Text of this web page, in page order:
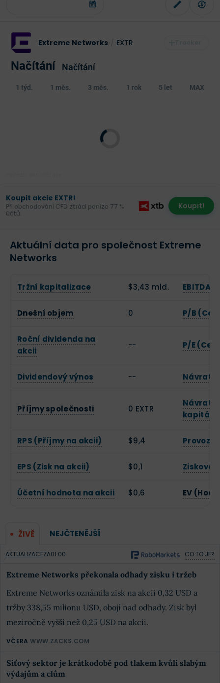
Extreme Networks EXTR
Načítání Načítání
1 týd. 1 měs. 3 měs. 1 rok 5 let MAX
Koupit akcie EXTR!
Při obchodování CFD ztrácí peníze 77 %
účtů.
Koupit!
Aktuální data pro společnost Extreme
Networks
Tržní kapitalizace $3,43 mld. EBITDA
Dnešní objem 0 P/B
Roční dividenda na
akcii
-- P/E
Dividendový výnos --
Příjmy společnosti 0 EXTR
kapitálu
RPS (Příjmy na akcii) $9,4
EPS (Zisk na akcii) $0,1 Zisková
Účetní hodnota na akcii $0,6 EV
ŽIVĚ NEJČTENĚJŠÍ
AKTUALIZACEZA01:00 CO TO JE?
Extreme Networks překonala odhady zisku i tržeb
Extreme Networks oznámila zisk na akcii 0,32 USD a
tržby 338,55 milionu USD, obojí nad odhady. Zisk byl
meziročně vyšší než 0,25 USD na akcii.
VČERA WWW.ZACKS.COM
Síťový sektor je krátkodobě pod tlakem kvůli slabým
výdajům a clům